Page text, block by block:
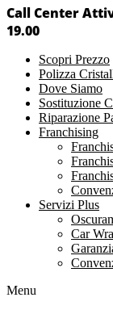
Call Center
19.00
Scopri Prezzo
Polizza
Dove Siamo
Sostituzione
Riparazione
Franchising
Servizi Plus
Car
Menu